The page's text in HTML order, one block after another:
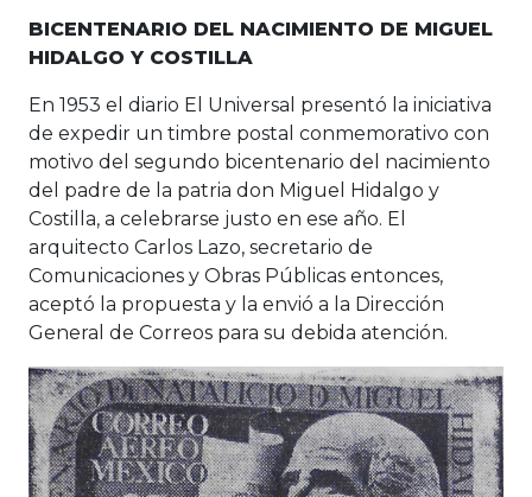
BICENTENARIO DEL NACIMIENTO DE MIGUEL
HIDALGO Y COSTILLA
En 1953 el diario El Universal presentó la iniciativa
de expedir un timbre postal conmemorativo con
motivo del segundo bicentenario del nacimiento
del padre de la patria don Miguel Hidalgo y
Costilla, a celebrarse justo en ese año. El
arquitecto Carlos Lazo, secretario de
Comunicaciones y Obras Públicas entonces,
aceptó la propuesta y la envió a la Dirección
General de Correos para su debida atención.